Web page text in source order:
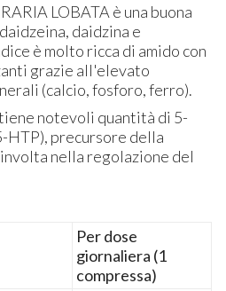
LOBATA è una buona
daidzina e
è molto ricca di amido con
grazie all'elevato
(calcio, fosforo, ferro).
notevoli quantità di 5-
precursore della
nella regolazione del
Per dose
giornaliera (1
compressa)